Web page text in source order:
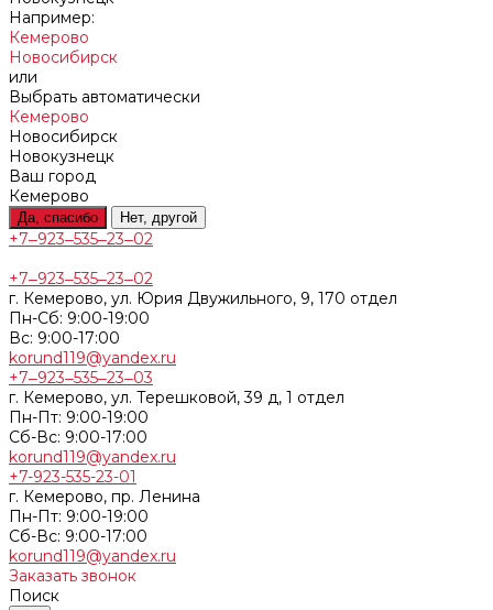
Например:
Кемерово
Новосибирск
или
Выбрать автоматически
Кемерово
Новосибирск
Новокузнецк
Ваш город
Кемерово
Да, спасибо Нет, другой
+7‒923‒535‒23‒02
+7‒923‒535‒23‒02
г. Кемерово, ул. Юрия Двужильного, 9, 170 отдел
Пн-Сб: 9:00-19:00
Вс: 9:00-17:00
korund119@yandex.ru
+7‒923‒535‒23‒03
г. Кемерово, ул. Терешковой, 39 д, 1 отдел
Пн-Пт: 9:00-19:00
Cб-Вс: 9:00-17:00
korund119@yandex.ru
+7-923-535-23-01
г. Кемерово, пр. Ленина
Пн-Пт: 9:00-19:00
Cб-Вс: 9:00-17:00
korund119@yandex.ru
Заказать звонок
Поиск